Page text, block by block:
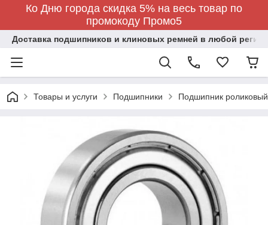
Ко Дню города скидка 5% на весь товар по
промокоду Промо5
Доставка подшипников и клиновых ремней в любой регион
Товары и услуги Подшипники Подшипник